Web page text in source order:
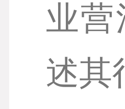
业
述其